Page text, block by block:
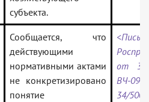
субъекта.
Сообщается, что
действующими
нормативными актами
не конкретизировано
понятие
от
ВЧ-09-
34/